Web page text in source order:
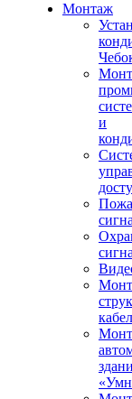
Монтаж
и